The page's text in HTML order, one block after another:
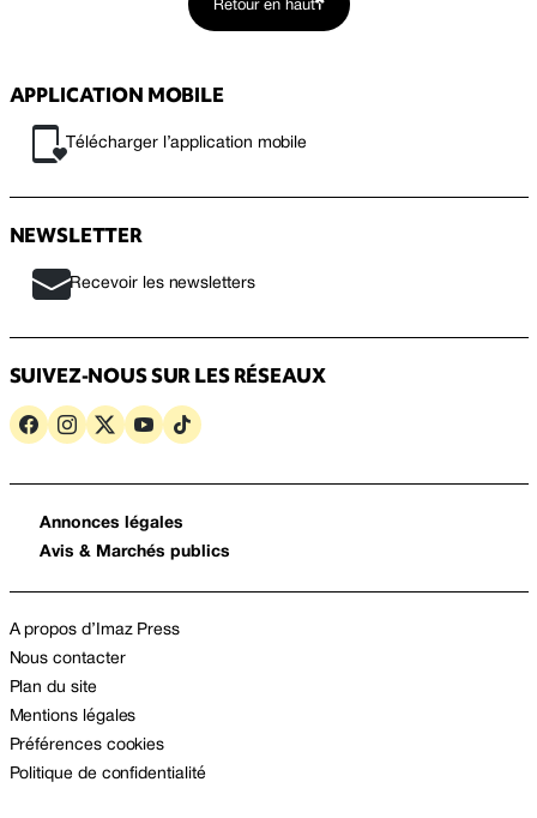
Retour en haut
APPLICATION MOBILE
Télécharger l’application mobile
NEWSLETTER
Recevoir les newsletters
SUIVEZ-NOUS SUR LES RÉSEAUX
Annonces légales
Avis & Marchés publics
A propos d’Imaz Press
Nous contacter
Plan du site
Mentions légales
Préférences cookies
Politique de confidentialité